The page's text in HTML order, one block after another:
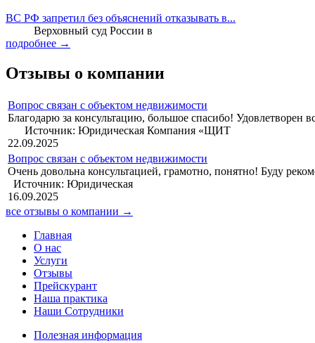
ВС РФ запретил без объяснений отказывать в...
Верховный суд России в
подробнее →
Отзывы о компании
Вопрос связан с объектом недвижимости
Благодарю за консультацию,
Источник: Юридическая Компания «ЩИТ
22.09.2025
Вопрос связан с объектом недвижимости
Очень довольна
Источник: Юридическая
16.09.2025
все отзывы о компании →
Главная
О нас
Услуги
Отзывы
Прейскурант
Наша практика
Наши Сотрудники
Полезная информация